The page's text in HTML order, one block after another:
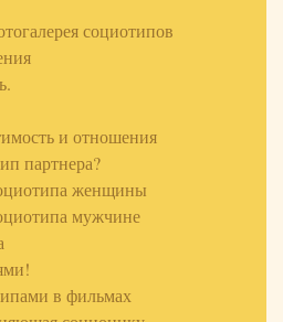
социотипов
и отношения
партнера?
женщины
мужчине
в фильмах